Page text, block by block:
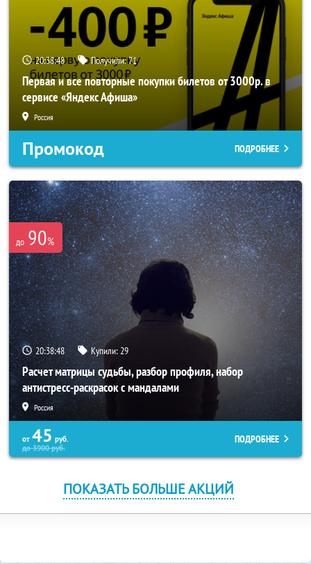
20:38:46 Получили:71
Первая и все повторные покупки билетов от 3000р. в
сервисе «Яндекс Афиша»
Россия
Промокод ПОДРОБНЕЕ
до 90%
20:38:46 Купили:29
Расчет матрицы судьбы, разбор профиля, набор
антистресс-раскрасок с мандалами
Россия
от 45 руб.
до3900руб.
ПОДРОБНЕЕ
ПОКАЗАТЬ БОЛЬШЕ АКЦИЙ